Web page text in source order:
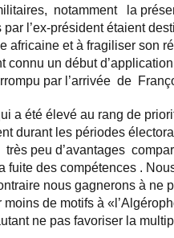
notamment la
par l’ex-président étaient
africaine et à fragiliser son
un début
par l’arrivée de
a été élevé au rang de
durant les périodes
très peu d’avantages
fuite des compétences .
nous gagnerons à ne
de motifs à
ne pas favoriser la